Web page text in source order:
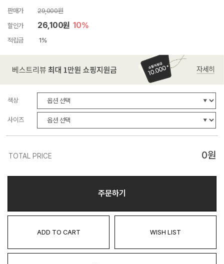
판매가
29,000원
할인가
26,100원 10%
적립금 1%
색상
사이즈
TOTAL PRICE 0원
주문하기
ADD TO CART WISH LIST